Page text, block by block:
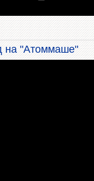
на "Атоммаше"